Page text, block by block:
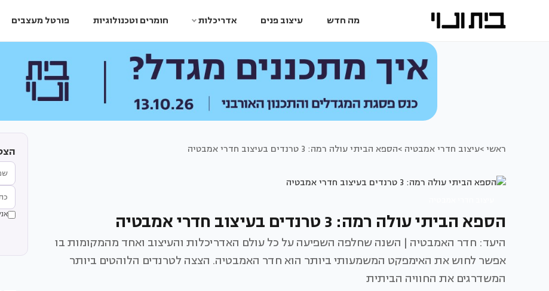
מה חדש עיצוב פנים אדריכלות חומרים וטכנולוגיות פורטל מעצבים
ראשי >עיצוב חדרי אמבטיה >הספא הביתי עולה רמה: 3 טרנדים בעיצוב חדרי אמבטיה
הספא הביתי עולה רמה: 3 טרנדים בעיצוב חדרי אמבטיה
היעד: חדר האמבטיה | השנה שחלפה השפיעה על כל עולם האדריכלות והעיצוב ואחד מהמקומות בו
אפשר לחוש את האימפקט המשמעותי ביותר הוא חדר האמבטיה. הצצה לטרנדים הלוהטים ביותר
המשדרגים את החוויה הביתית